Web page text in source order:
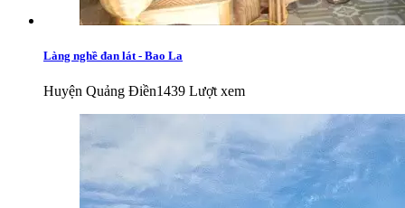
Làng nghề đan lát - Bao La
Huyện Quảng Điền1439 Lượt xem